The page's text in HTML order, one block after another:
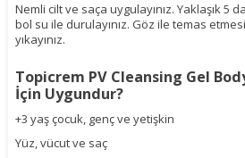
Nemli cilt ve saça uygulayınız. Yaklaşık 5
bol su ile durulayınız. Göz ile temas
yıkayınız.
Topicrem PV Cleansing Gel
İçin Uygundur?
+3 yaş çocuk, genç ve yetişkin
Yüz, vücut ve saç